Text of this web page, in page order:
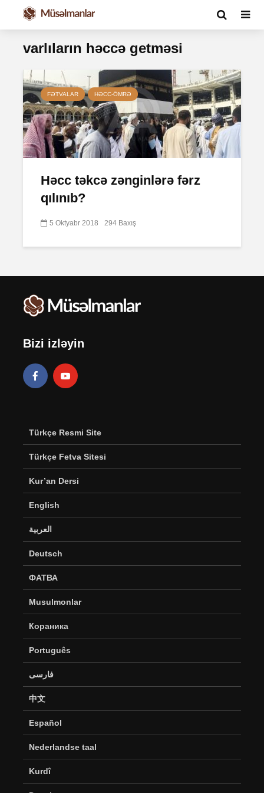
varlıların həccə getməsi
FƏTVALAR HƏCC-ÖMRƏ
Həcc təkcə zənginlərə fərz
qılınıb?
5 Oktyabr 2018 294 Baxış
Bizi izləyin
Türkçe Resmi Site
Türkçe Fetva Sitesi
Kur’an Dersi
English
العربية
Deutsch
ФАТВА
Musulmonlar
Кораника
Português
فارسی
中文
Español
Nederlandse taal
Kurdî